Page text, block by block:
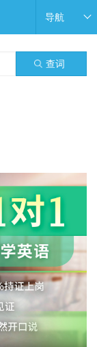
导航
查词